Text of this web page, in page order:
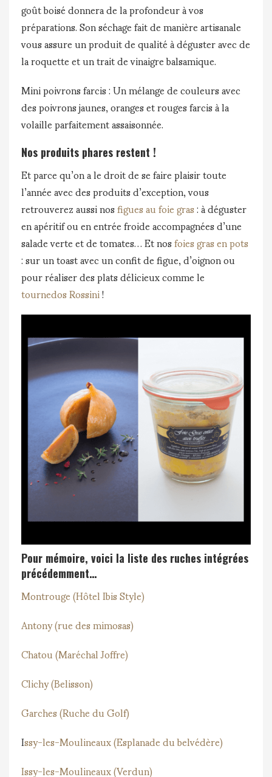
goût boisé donnera de la profondeur à vos
préparations. Son séchage fait de manière artisanale
vous assure un produit de qualité à déguster avec de
la roquette et un trait de vinaigre balsamique.
Mini poivrons farcis : Un mélange de couleurs avec
des poivrons jaunes, oranges et rouges farcis à la
volaille parfaitement assaisonnée.
Nos produits phares restent !
Et parce qu’on a le droit de se faire plaisir toute
l’année avec des produits d’exception, vous
retrouverez aussi nosfigues au foie gras: à déguster
en apéritif ou en entrée froide accompagnées d’une
salade verte et de tomates… Et nosfoies gras en pots
: sur un toast avec un confit de figue, d’oignon ou
pour réaliser des plats délicieux comme le
tournedos Rossini!
Pour mémoire, voici la liste des ruches intégrées
précédemment…
Montrouge (Hôtel Ibis Style)
Antony (rue des mimosas)
Chatou (Maréchal Joffre)
Clichy (Belisson)
Garches (Ruche du Golf)
Issy-les-Moulineaux (Esplanade du belvédère)
Issy-les-Moulineaux (Verdun)